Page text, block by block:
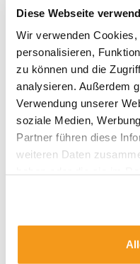
Diese Webseite
Wir verwenden
personalisieren,
zu können und die
analysieren. Außerdem
Verwendung unserer
soziale Medien,
Partner führen diese
weiteren Daten
Vielleicht noch
Aktien und
Anleihenmärkte. Im
schnellte die
Treasuries von 3,4
Renditen stiegen.
Sommer 2022 hatte
Anleihenmärkte